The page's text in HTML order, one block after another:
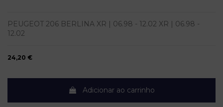
PEUGEOT 206 BERLINA XR | 06.98 - 12.02 XR | 06.98 -
12.02
24,20 €
Adicionar ao carrinho